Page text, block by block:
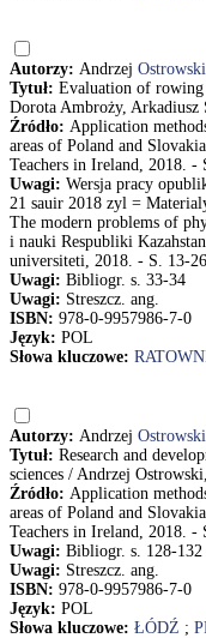
Autorzy: Andrzej Ostrowski
Tytuł: Evaluation of rowing
Dorota Ambroży, Arkadiusz
Źródło: Application
areas of Poland and
Teachers in Ireland, 2018.
Uwagi: Wersja pracy
21 sauir 2018 zyl =
The modern problems of
i nauki Respubliki
universiteti, 2018. - S. 13-26
Uwagi: Bibliogr. s. 33-34
Uwagi: Streszcz. ang.
ISBN: 978-0-9957986-7-0
Język: POL
Słowa kluczowe:
Autorzy: Andrzej Ostrowski
Tytuł: Research and
sciences / Andrzej
Źródło: Application
areas of Poland and
Teachers in Ireland, 2018.
Uwagi: Bibliogr. s. 128-132
Uwagi: Streszcz. ang.
ISBN: 978-0-9957986-7-0
Język: POL
Słowa kluczowe: ŁÓDŹ ;